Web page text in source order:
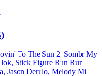
To The Sun 2. Sombr My
Stick Figure Run Run
Jason Derulo, Melody Mi